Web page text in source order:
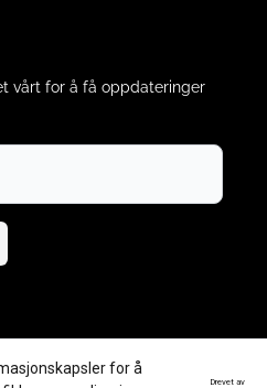
vårt for å få oppdateringer
for å
Drevet av